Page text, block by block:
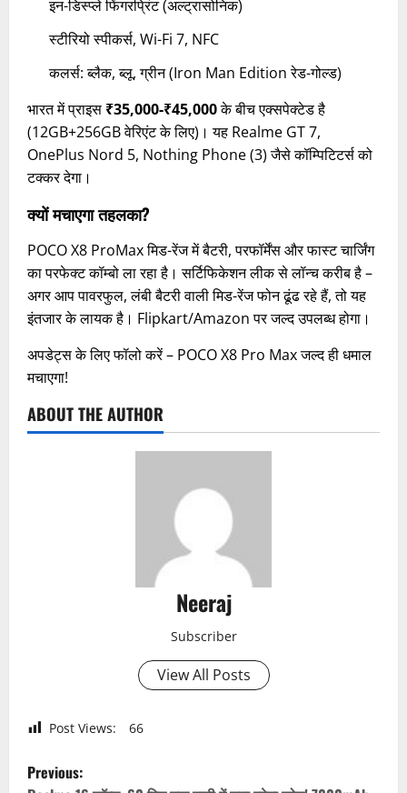
इन-डिस्प्ले फिंगरप्रिंट (अल्ट्रासोनिक)
स्टीरियो स्पीकर्स, Wi-Fi 7, NFC
कलर्स: ब्लैक, ब्लू, ग्रीन (Iron Man Edition रेड-गोल्ड)
भारत में प्राइस ₹35,000-₹45,000के बीच एक्सपेक्टेड है
(12GB+256GB वेरिएंट के लिए)। यह Realme GT 7,
OnePlus Nord 5, Nothing Phone (3) जैसे कॉम्पिटिटर्स को
टक्कर देगा।
क्यों मचाएगा तहलका?
POCO X8 ProMax मिड-रेंज में बैटरी, परफॉर्मेंस और फास्ट चार्जिंग
का परफेक्ट कॉम्बो ला रहा है। सर्टिफिकेशन लीक से लॉन्च करीब है –
अगर आप पावरफुल, लंबी बैटरी वाली मिड-रेंज फोन ढूंढ रहे हैं, तो यह
इंतजार के लायक है। Flipkart/Amazon पर जल्द उपलब्ध होगा।
अपडेट्स के लिए फॉलो करें – POCO X8 Pro Max जल्द ही धमाल
मचाएगा!
ABOUT THE AUTHOR
Neeraj
Subscriber
View All Posts
Post Views: 66
P
Previous: